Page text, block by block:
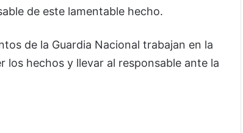
de este lamentable hecho.
de la Guardia Nacional trabajan en la
los hechos y llevar al responsable ante la